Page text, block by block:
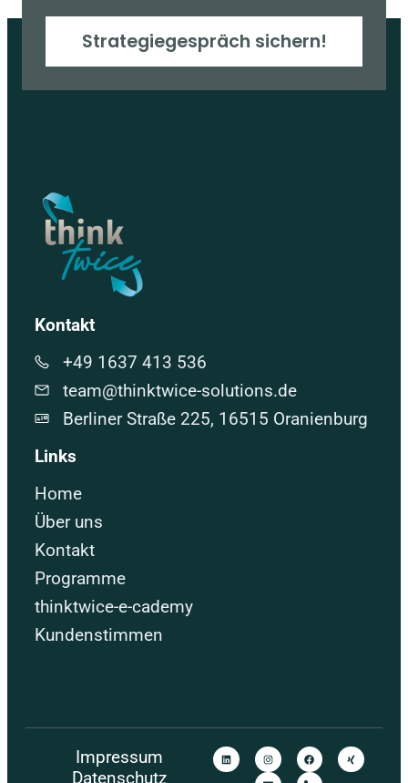
Strategiegespräch sichern!
Kontakt
+49 1637 413 536
team@thinktwice-solutions.de
Berliner Straße 225, 16515 Oranienburg
Links
Home
Über uns
Kontakt
Programme
thinktwice-e-cademy
Kundenstimmen
Impressum
Datenschutz